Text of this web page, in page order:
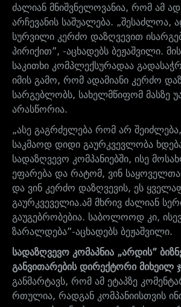
ძალიან მნიშვნელოვანია, რომ ამ
არჩევანის საშუალება. „შესაძლოა,
სურვილი კერძო დაზღვევით
პირიქით”, -აცხადებს ბეჟაშვილი.
საკითხი კომპლექსურადაა
იმის გამო, რომ ადამიანი კერძო
სარგებლობს, სახელმწიფომ მასზე
არასწორია.
„ასე გაგრძელება რომ არ
საკმაოდ დიდი გაურკვევლობა
სადაზღვევო კომპანიებში, ისე
ეფარება და რატომ, ვინ
და ვინ კერძო დაზღვევის, ეს
გაურკვეველია.ამ მხრივ ძალიან
გაუგებრობებია. საბოლოოდ კი,
ზარალდება”-აცხადებს ბეჟაშვილი.
სადაზღვევო კომაპნია „არდის”
განვითარების დირექტორი მიხეილ
განმარტავს, რომ ამ ეტაპზე
რთულია, რადგან კომპანიისთვის